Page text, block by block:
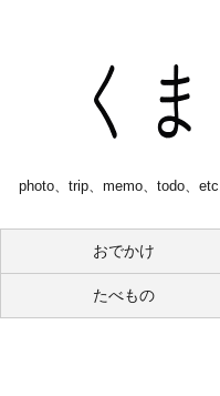
photo、trip、memo、todo、
おでかけ
たべもの